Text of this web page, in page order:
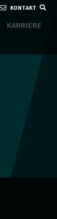
KONTAKT
KARRIERE